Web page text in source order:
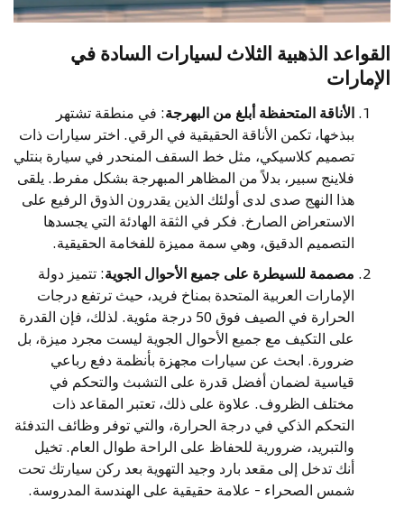
القواعد الذهبية الثلاث لسيارات السادة في
الإمارات
الأناقة المتحفظة أبلغ من البهرجة: في منطقة تشتهر
ببذخها، تكمن الأناقة الحقيقية في الرقي. اختر سيارات ذات
تصميم كلاسيكي، مثل خط السقف المنحدر في سيارة بنتلي
فلاينج سبير، بدلاً من المظاهر المبهرجة بشكل مفرط. يلقى
هذا النهج صدى لدى أولئك الذين يقدرون الذوق الرفيع على
الاستعراض الصارخ. فكر في الثقة الهادئة التي يجسدها
التصميم الدقيق، وهي سمة مميزة للفخامة الحقيقية.
مصممة للسيطرة على جميع الأحوال الجوية: تتميز دولة
الإمارات العربية المتحدة بمناخ فريد، حيث ترتفع درجات
الحرارة في الصيف فوق 50 درجة مئوية. لذلك، فإن القدرة
على التكيف مع جميع الأحوال الجوية ليست مجرد ميزة، بل
ضرورة. ابحث عن سيارات مجهزة بأنظمة دفع رباعي
قياسية لضمان أفضل قدرة على التشبث والتحكم في
مختلف الظروف. علاوة على ذلك، تعتبر المقاعد ذات
التحكم الذكي في درجة الحرارة، والتي توفر وظائف التدفئة
والتبريد، ضرورية للحفاظ على الراحة طوال العام. تخيل
أنك تدخل إلى مقعد بارد وجيد التهوية بعد ركن سيارتك تحت
شمس الصحراء - علامة حقيقية على الهندسة المدروسة.